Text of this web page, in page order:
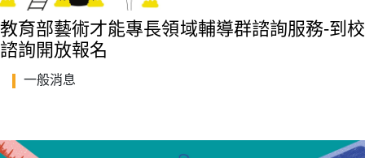
教育部藝術才能專長領域輔導群諮詢服務-到校
諮詢開放報名
一般消息